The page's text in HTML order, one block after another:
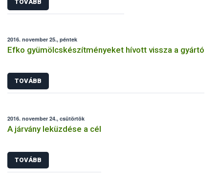
TOVÁBB
2016. november 25., péntek
Efko gyümölcskészítményeket hívott vissza a gyártó
TOVÁBB
2016. november 24., csütörtök
A járvány leküzdése a cél
TOVÁBB